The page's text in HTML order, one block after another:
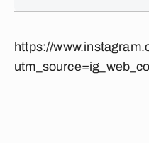
https://